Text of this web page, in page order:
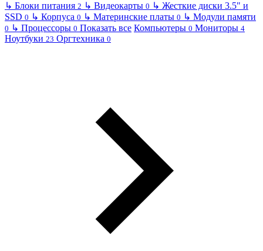
↳ Блоки питания 2 ↳ Видеокарты 0 ↳ Жесткие диски 3.5" и
SSD 0 ↳ Корпуса 0 ↳ Материнские платы 0 ↳ Модули памяти
0 ↳ Процессоры 0 Показать все Компьютеры 0 Мониторы 4
Ноутбуки 23 Оргтехника 0